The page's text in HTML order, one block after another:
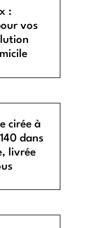
:
vos
cirée à
dans
livrée